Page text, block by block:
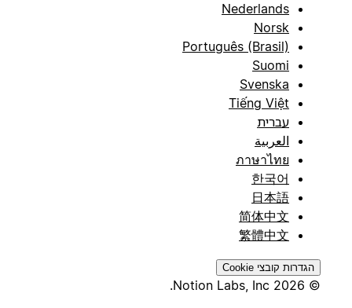
Nederlands
Norsk
Português (Brasil)
Suomi
Svenska
Tiếng Việt
עברית
العربية
ภาษาไทย
한국어
日本語
简体中文
繁體中文
הגדרות קובצי Cookie